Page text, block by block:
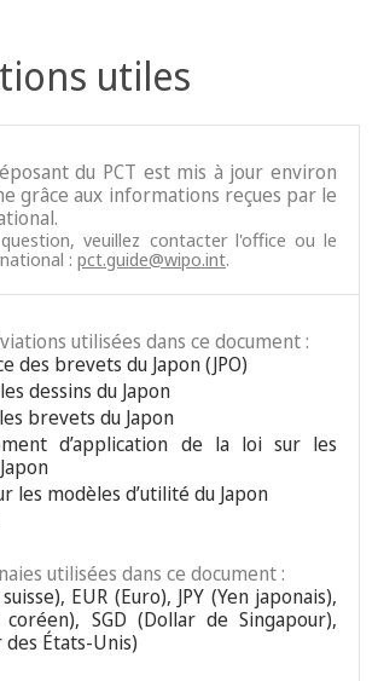
utiles
du PCT est mis à jour environ
grâce aux informations reçues par le
veuillez contacter l'office ou le
: pct.guide@wipo.int.
utilisées dans ce document :
des brevets du Japon (JPO)
dessins du Japon
brevets du Japon
d’application de la loi sur les
les modèles d’utilité du Japon
utilisées dans ce document :
EUR (Euro), JPY (Yen japonais),
coréen), SGD (Dollar de Singapour),
des États-Unis)